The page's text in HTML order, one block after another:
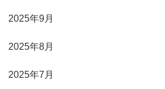
2025年9月
2025年8月
2025年7月